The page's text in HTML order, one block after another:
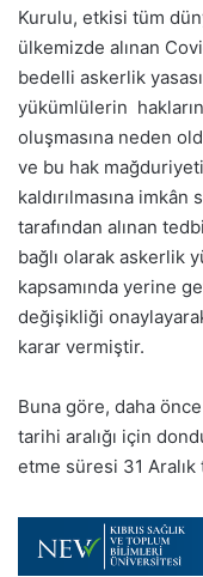
Kurulu, etkisi tüm
ülkemizde alınan
bedelli askerlik
yükümlülerin
oluşmasına neden
ve bu hak
kaldırılmasına
tarafından alınan
bağlı olarak askerlik
kapsamında yerine
değişikliği
karar vermiştir.
Buna göre, daha
tarihi aralığı için
etme süresi 31 Aralık